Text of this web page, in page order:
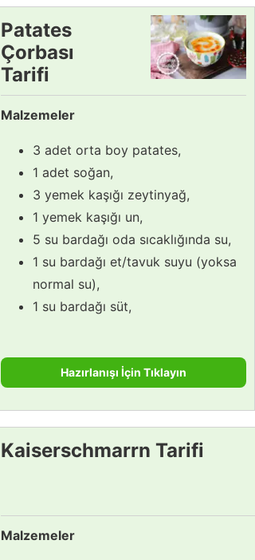
Patates
Çorbası
Tarifi
Malzemeler
3 adet orta boy patates,
1 adet soğan,
3 yemek kaşığı zeytinyağ,
1 yemek kaşığı un,
5 su bardağı oda sıcaklığında su,
1 su bardağı et/tavuk suyu (yoksa
normal su),
1 su bardağı süt,
Hazırlanışı İçin Tıklayın
Kaiserschmarrn Tarifi
Malzemeler